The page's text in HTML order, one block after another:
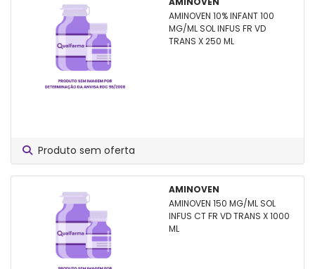
AMINOVEN 10% INFANT 100
MG/ML SOL INFUS FR VD
TRANS X 250 ML
Produto sem oferta
AMINOVEN
AMINOVEN 150 MG/ML SOL
INFUS CT FR VD TRANS X 1000
ML